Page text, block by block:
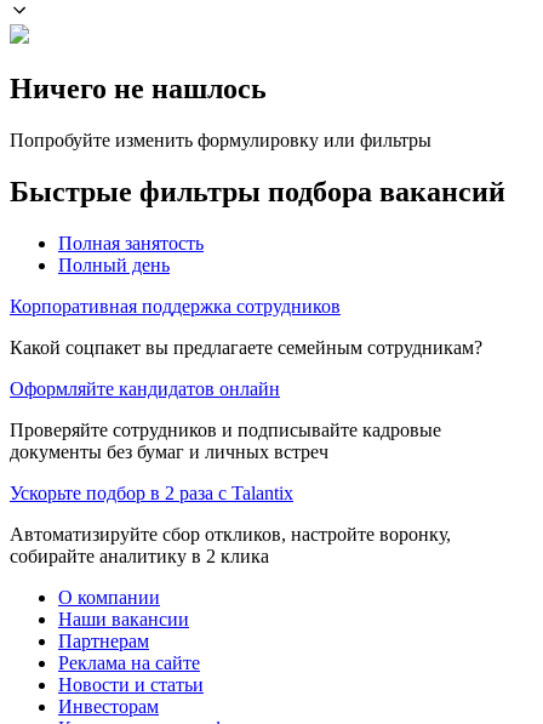
Ничего не нашлось
Попробуйте изменить формулировку или фильтры
Быстрые фильтры подбора вакансий
Полная занятость
Полный день
Корпоративная поддержка сотрудников
Какой соцпакет вы предлагаете семейным сотрудникам?
Оформляйте кандидатов онлайн
Проверяйте сотрудников и подписывайте кадровые
документы без бумаг и личных встреч
Ускорьте подбор в 2 раза с Talantix
Автоматизируйте сбор откликов, настройте воронку,
собирайте аналитику в 2 клика
О компании
Наши вакансии
Партнерам
Реклама на сайте
Новости и статьи
Инвесторам